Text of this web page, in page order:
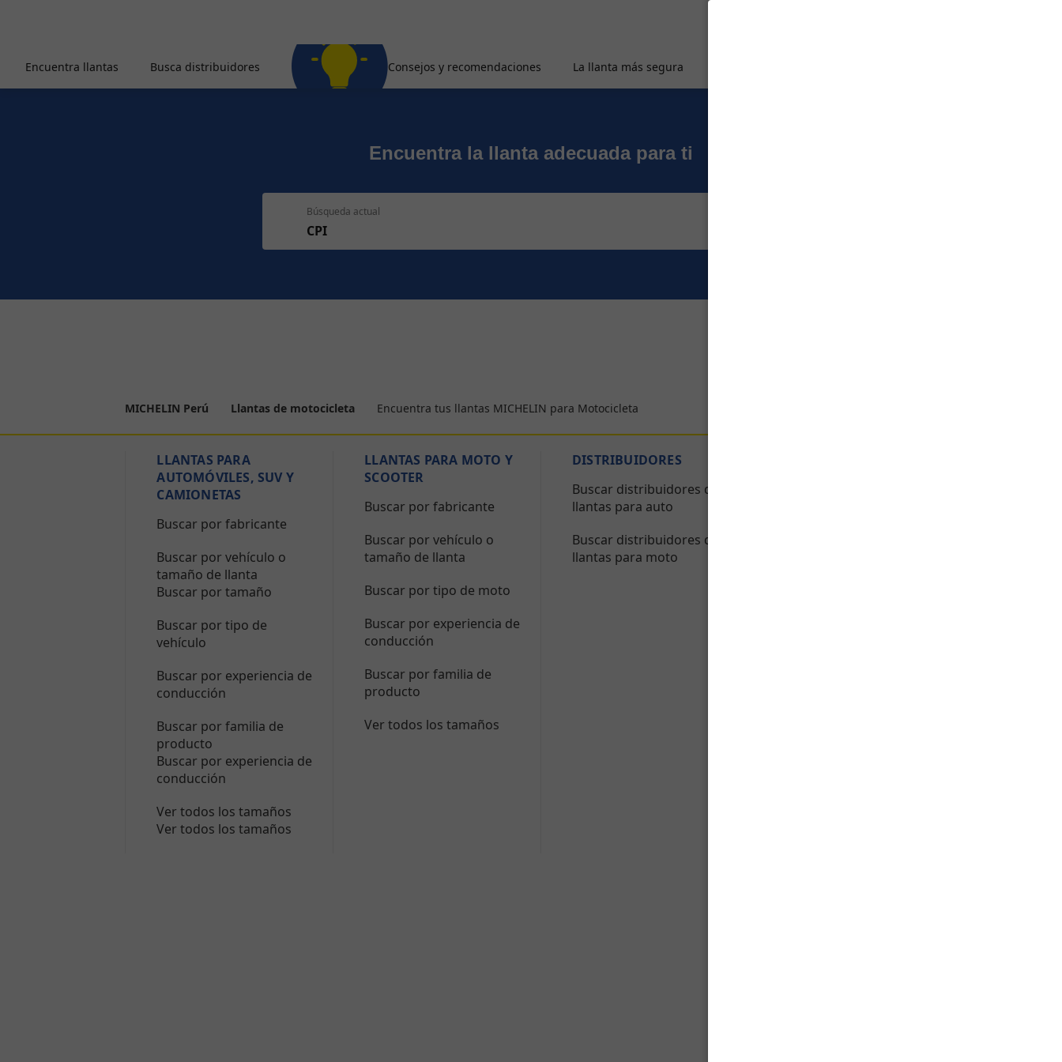
Encuentra llantas Busca distribuidores Consejos y recomendaciones La llanta más segura
Encuentra la llanta adecuada para ti
Búsqueda actual
CPI
MICHELIN Perú Llantas de motocicleta Encuentra tus llantas MICHELIN para Motocicleta
LLANTAS PARA
AUTOMÓVILES, SUV Y
CAMIONETAS
Buscar por fabricante
Buscar por vehículo o
tamaño de llanta
Buscar por tamaño
Buscar por tipo de
vehículo
Buscar por experiencia de
conducción
Buscar por familia de
producto
Buscar por experiencia de
conducción
Ver todos los tamaños
Ver todos los tamaños
LLANTAS PARA MOTO Y
SCOOTER
Buscar por fabricante
Buscar por vehículo o
tamaño de llanta
Buscar por tipo de moto
Buscar por experiencia de
conducción
Buscar por familia de
producto
Ver todos los tamaños
DISTRIBUIDORES
Buscar distribuidores de
llantas para auto
Buscar distribuidores de
llantas para moto